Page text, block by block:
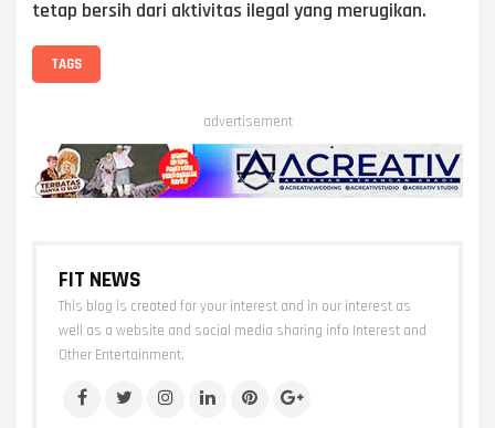
tetap bersih dari aktivitas ilegal yang merugikan.
TAGS
advertisement
FIT NEWS
This blog is created for your interest and in our interest as
well as a website and social media sharing info Interest and
Other Entertainment.